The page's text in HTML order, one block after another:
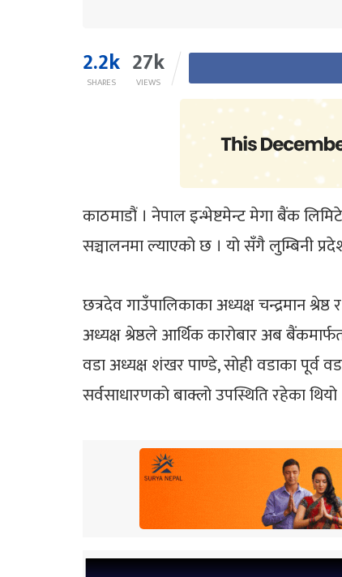
2.2k
SHARES
27k
VIEWS
काठमाडौं । नेपाल इन्भेष्टमेन्ट मेगा बैंक
सञ्चालनमा ल्याएको छ । यो सँगै लुम्बिनी
छत्रदेव गाउँपालिकाका अध्यक्ष चन्द्रमान
अध्यक्ष श्रेष्ठले आर्थिक कारोबार अब
वडा अध्यक्ष शंखर पाण्डे, सोही वडाका पूर्व
सर्वसाधारणको बाक्लो उपस्थिति रहेका थियो